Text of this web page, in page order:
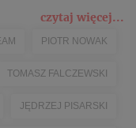
czytaj więcej...
PIOTR NOWAK
TOMASZ FALCZEWSKI
JĘDRZEJ PISARSKI